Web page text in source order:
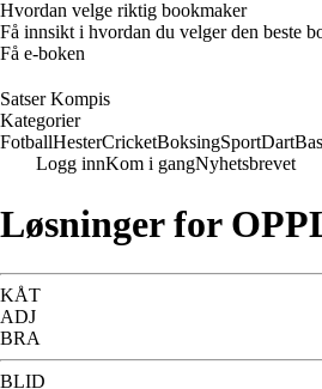
Hvordan velge riktig bookmaker
Få innsikt i hvordan du velger den beste
Få e-boken
Satser Kompis
Kategorier
FotballHesterCricketBoksingSportDart
Logg innKom i gangNyhetsbrevet
Løsninger for
KÅT
ADJ
BRA
BLID